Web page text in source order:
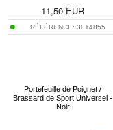
11,50 EUR
RÉFÉRENCE:3014855
Portefeuille de Poignet /
Brassard de Sport Universel -
Noir